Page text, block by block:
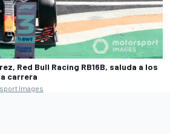
Red Bull Racing RB16B, saluda a los
carrera
Images